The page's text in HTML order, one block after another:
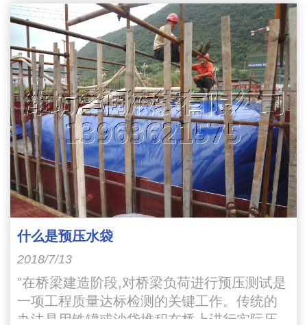
去除率达78%以上"
什么是预压水袋
2018/7/13
"在桥梁建造阶段,对桥梁负荷进行预压测试是
一项工程质量达标检测的关键工作。传统的
办法是用铁罐或沙袋堆积在桥上进行实际压